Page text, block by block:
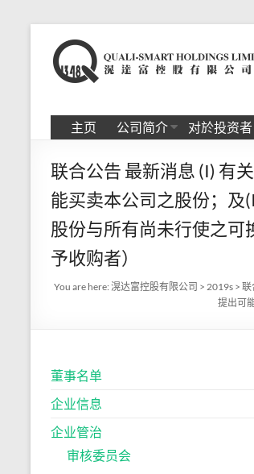
content
滉
达
富
控
股
有
限
公
主页
公司简介 对於投资者
联合公告 最新消息 (I) 有
能买卖本公司之股份；及
股份与所有尚未行使之可
予收购者）
You are here: 滉达富控股有限公司 > 2019s > 联
提出可
董事名单
企业信息
企业管治
审核委员会